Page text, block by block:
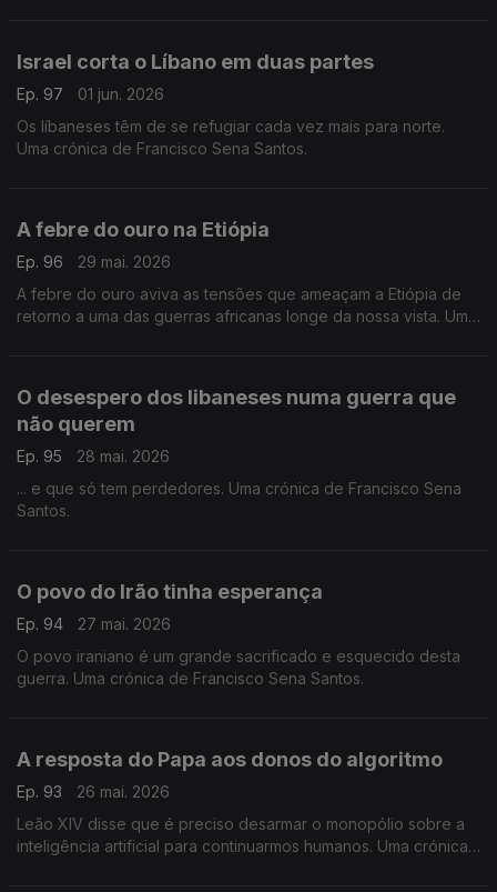
Israel corta o Líbano em duas partes
Ep. 97
01 jun. 2026
Os líbaneses têm de se refugiar cada vez mais para norte.
Uma crónica de Francisco Sena Santos.
A febre do ouro na Etiópia
Ep. 96
29 mai. 2026
A febre do ouro aviva as tensões que ameaçam a Etiópia de
retorno a uma das guerras africanas longe da nossa vista. Uma
O desespero dos libaneses numa guerra que
não querem
Ep. 95
28 mai. 2026
... e que só tem perdedores. Uma crónica de Francisco Sena
Santos.
O povo do Irão tinha esperança
Ep. 94
27 mai. 2026
O povo iraniano é um grande sacrificado e esquecido desta
guerra. Uma crónica de Francisco Sena Santos.
A resposta do Papa aos donos do algoritmo
Ep. 93
26 mai. 2026
Leão XIV disse que é preciso desarmar o monopólio sobre a
inteligência artificial para continuarmos humanos. Uma crónica